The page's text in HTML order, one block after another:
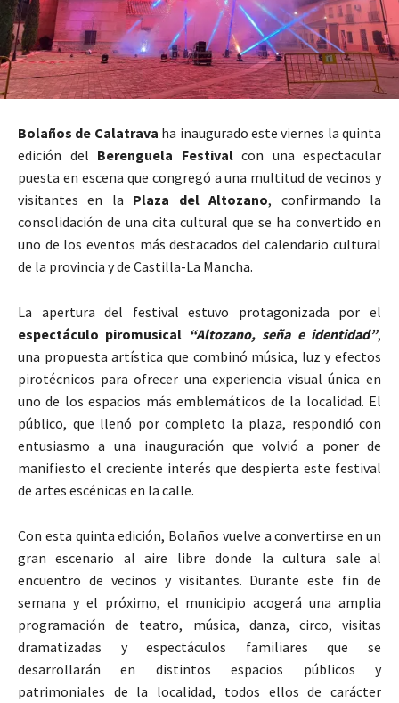
Bolaños de Calatrava ha inaugurado este viernes la quinta
edición del Berenguela Festivalcon una espectacular
puesta en escena que congregó a una multitud de vecinos y
visitantes en la Plaza del Altozano, confirmando la
consolidación de una cita cultural que se ha convertido en
uno de los eventos más destacados del calendario cultural
de la provincia y de Castilla-La Mancha.
La apertura del festival estuvo protagonizada por el
espectáculo piromusical “Altozano, seña e identidad”,
una propuesta artística que combinó música, luz y efectos
pirotécnicos para ofrecer una experiencia visual única en
uno de los espacios más emblemáticos de la localidad. El
público, que llenó por completo la plaza, respondió con
entusiasmo a una inauguración que volvió a poner de
manifiesto el creciente interés que despierta este festival
de artes escénicas en la calle.
Con esta quinta edición, Bolaños vuelve a convertirse en un
gran escenario al aire libre donde la cultura sale al
encuentro de vecinos y visitantes. Durante este fin de
semana y el próximo, el municipio acogerá una amplia
programación de teatro, música, danza, circo, visitas
dramatizadas y espectáculos familiares que se
desarrollarán en distintos espacios públicos y
patrimoniales de la localidad, todos ellos de carácter